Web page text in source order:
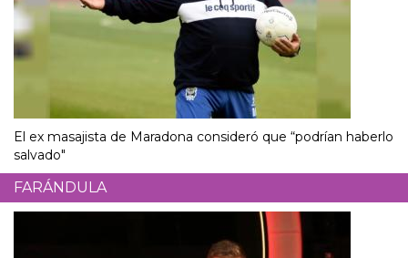
El ex masajista de Maradona consideró que “podrían haberlo
salvado"
FARÁNDULA